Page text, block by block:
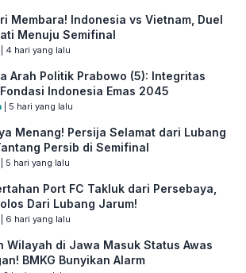
Membara! Indonesia vs Vietnam, Duel
Menuju Semifinal
| 4 hari yang lalu
Arah Politik Prabowo (5): Integritas
Indonesia Emas 2045
| 5 hari yang lalu
Menang! Persija Selamat dari Lubang
Persib di Semifinal
| 5 hari yang lalu
Port FC Takluk dari Persebaya,
Dari Lubang Jarum!
| 6 hari yang lalu
Wilayah di Jawa Masuk Status Awas
BMKG Bunyikan Alarm